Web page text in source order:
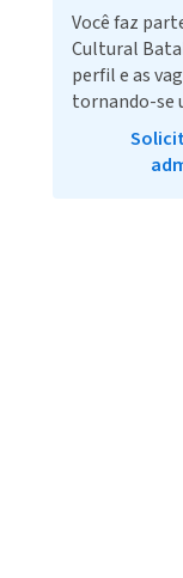
Você faz
Cultural
perfil e as
tornando-se